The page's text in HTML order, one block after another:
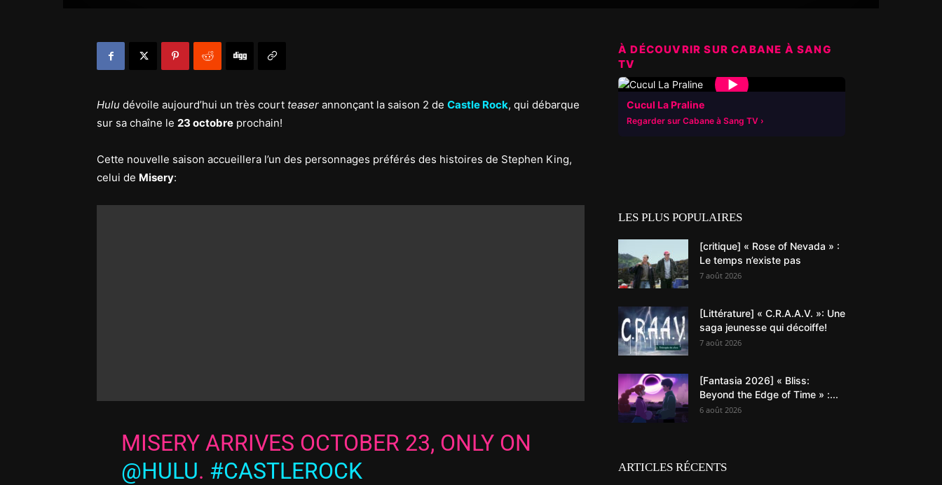
Hulu dévoile aujourd’hui un très court teaser annonçant la saison 2 de Castle Rock, qui débarque
sur sa chaîne le 23 octobre prochain!
Cette nouvelle saison accueillera l’un des personnages préférés des histoires de Stephen King,
celui de Misery:
MISERY ARRIVES OCTOBER 23, ONLY ON
@HULU. #CASTLEROCK
À DÉCOUVRIR SUR CABANE À SANG
TV
▶
Cucul La Praline
Regarder sur Cabane à Sang TV
LES PLUS POPULAIRES
[critique] « Rose of Nevada » :
Le temps n’existe pas
7 août 2026
[Littérature] « C.R.A.A.V. »: Une
saga jeunesse qui décoiffe!
7 août 2026
[Fantasia 2026] « Bliss:
Beyond the Edge of Time » :...
6 août 2026
ARTICLES RÉCENTS